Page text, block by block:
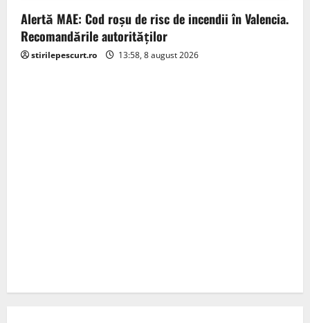
Alertă MAE: Cod roșu de risc de incendii în Valencia.
Recomandările autorităților
stirilepescurt.ro 13:58, 8 august 2026